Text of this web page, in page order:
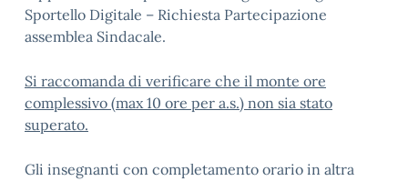
Sportello Digitale – Richiesta Partecipazione
assemblea Sindacale.
Si raccomanda di verificare che il monte ore
complessivo (max 10 ore per a.s.) non sia stato
superato.
Gli insegnanti con completamento orario in altra